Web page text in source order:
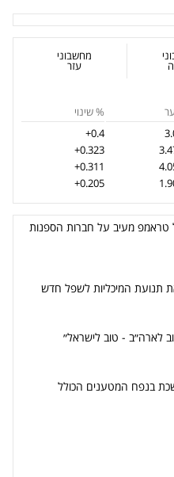
מחשבוני
עזר
% שינוי
+0.4
+0.323
+0.311
+0.205
מעיב על חברות הספנות
את תנועת המיכליות לשפל חדש
לארה״ב - טוב לישראל״